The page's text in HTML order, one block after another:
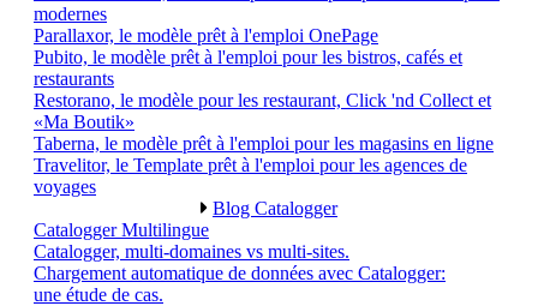
modernes
Parallaxor, le modèle prêt à l'emploi OnePage
Pubito, le modèle prêt à l'emploi pour les bistros, cafés et
restaurants
Restorano, le modèle pour les restaurant, Click 'nd Collect et
«Ma Boutik»
Taberna, le modèle prêt à l'emploi pour les magasins en ligne
Travelitor, le Template prêt à l'emploi pour les agences de
voyages
Blog Catalogger
Catalogger Multilingue
Catalogger, multi-domaines vs multi-sites.
Chargement automatique de données avec Catalogger:
une étude de cas.